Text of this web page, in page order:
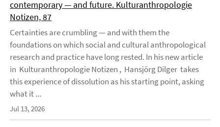
contemporary — and future. Kulturanthropologie
Notizen, 87
Certainties are crumbling — and with them the
foundations on which social and cultural anthropological
research and practice have long rested. In his new article
in Kulturanthropologie Notizen , Hansjörg Dilger takes
this experience of dissolution as his starting point, asking
what it ...
Jul 13, 2026